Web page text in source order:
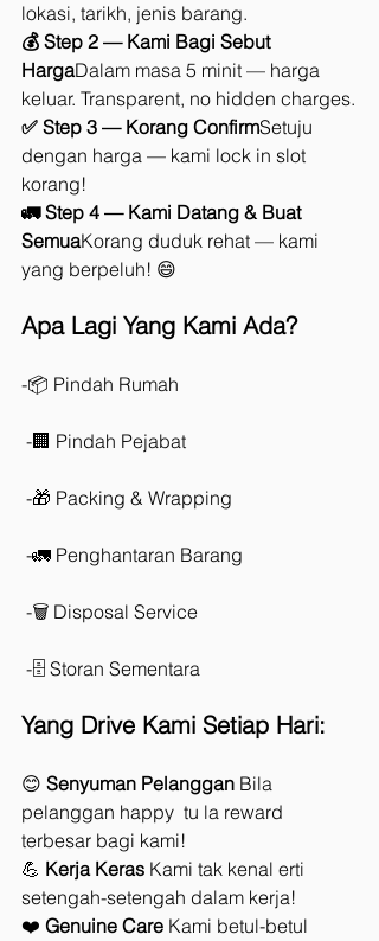
lokasi, tarikh, jenis barang.
💰 Step 2 — Kami Bagi Sebut
HargaDalam masa 5 minit — harga
keluar. Transparent, no hidden charges.
✅ Step 3 — Korang ConfirmSetuju
dengan harga — kami lock in slot
korang!
🚛 Step 4 — Kami Datang & Buat
SemuaKorang duduk rehat — kami
yang berpeluh! 😄
Apa Lagi Yang Kami Ada?
-📦 Pindah Rumah
-🏢 Pindah Pejabat
-🎁 Packing & Wrapping
-🚛 Penghantaran Barang
-🗑️ Disposal Service
-🗄️ Storan Sementara
Yang Drive Kami Setiap Hari:
😊 Senyuman Pelanggan Bila
pelanggan happy  tu la reward
terbesar bagi kami!
💪 Kerja Keras Kami tak kenal erti
setengah-setengah dalam kerja!
❤️ Genuine Care Kami betul-betul